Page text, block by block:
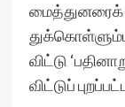
மைத்துனரைக்
விட்டு
விட்டுப்